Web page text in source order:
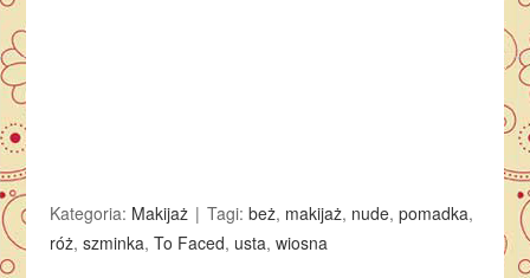
Kategoria: Makijaż Tagi:beż, makijaż, nude,pomadka,
róż,szminka,To Faced, usta,wiosna